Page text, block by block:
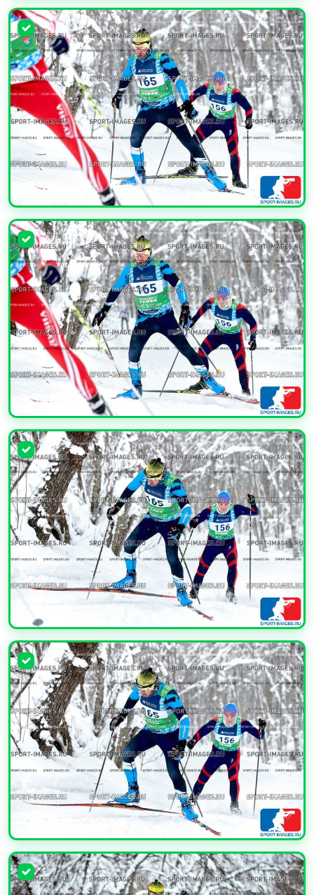
УВЕЛИЧИТЬ
УВЕЛИЧИТЬ
УВЕЛИЧИТЬ
УВЕЛИЧИТЬ
УВЕЛИЧИТЬ